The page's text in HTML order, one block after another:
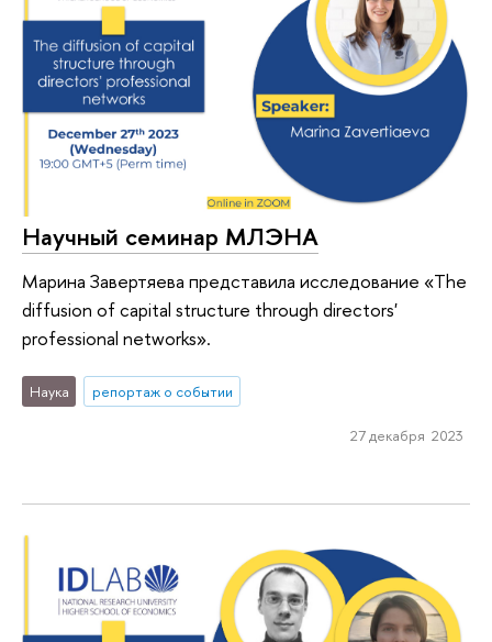
Научный семинар МЛЭНА
Марина Завертяева представила исследование «The
diffusion of capital structure through directors'
professional networks».
Наука репортаж о событии
27 декабря 2023